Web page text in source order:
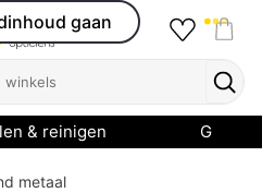
gaan
& reinigen
metaal